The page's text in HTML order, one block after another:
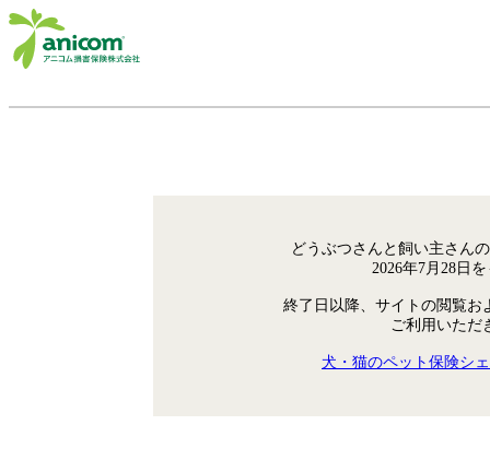
どうぶつさんと飼い主さん
2026年7月28日
終了日以降、サイトの閲覧お
ご利用いただ
犬・猫のペット保険シ